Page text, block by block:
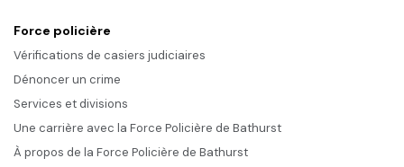
Force policière
Vérifications de casiers judiciaires
Dénoncer un crime
Services et divisions
Une carrière avec la Force Policière de Bathurst
À propos de la Force Policière de Bathurst